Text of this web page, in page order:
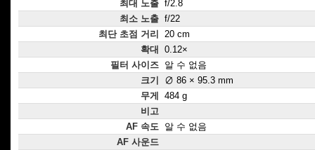
최대 노출 f/2.8
최소 노출 f/22
최단 초점 거리
20 cm
확대
0.12×
필터 사이즈 알 수 없음
크기
∅ 86 × 95.3 mm
무게
484 g
비고
AF 속도 알 수 없음
AF 사운드